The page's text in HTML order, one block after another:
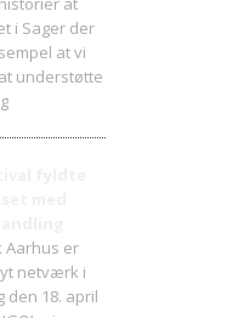
i Sager der
at vi
understøtte
Aarhus er
netværk i
den 18. april